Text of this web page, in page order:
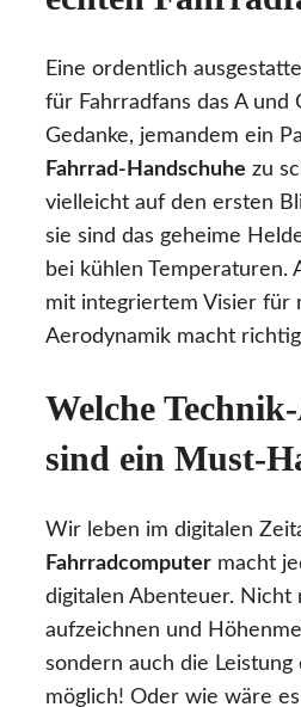
Eine ordentlich
für Fahrradfans das A und
Gedanke, jemandem ein
Fahrrad-Handschuhe zu
vielleicht auf den ersten
sie sind das geheime
bei kühlen Temperaturen.
mit integriertem Visier für
Aerodynamik macht
Welche
sind ein Must-
Wir leben im digitalen
Fahrradcomputer macht
digitalen Abenteuer. Nicht
aufzeichnen und
sondern auch die Leistung
möglich! Oder wie wäre